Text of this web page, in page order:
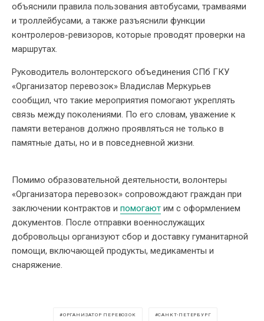
объяснили правила пользования автобусами, трамваями
и троллейбусами, а также разъяснили функции
контролеров-ревизоров, которые проводят проверки на
маршрутах.
Руководитель волонтерского объединения СПб ГКУ
«Организатор перевозок» Владислав Меркурьев
сообщил, что такие мероприятия помогают укреплять
связь между поколениями. По его словам, уважение к
памяти ветеранов должно проявляться не только в
памятные даты, но и в повседневной жизни.
Помимо образовательной деятельности, волонтеры
«Организатора перевозок» сопровождают граждан при
заключении контрактов и помогают им с оформлением
документов. После отправки военнослужащих
добровольцы организуют сбор и доставку гуманитарной
помощи, включающей продукты, медикаменты и
снаряжение.
ОРГАНИЗАТОР ПЕРЕВОЗОК САНКТ-ПЕТЕРБУРГ